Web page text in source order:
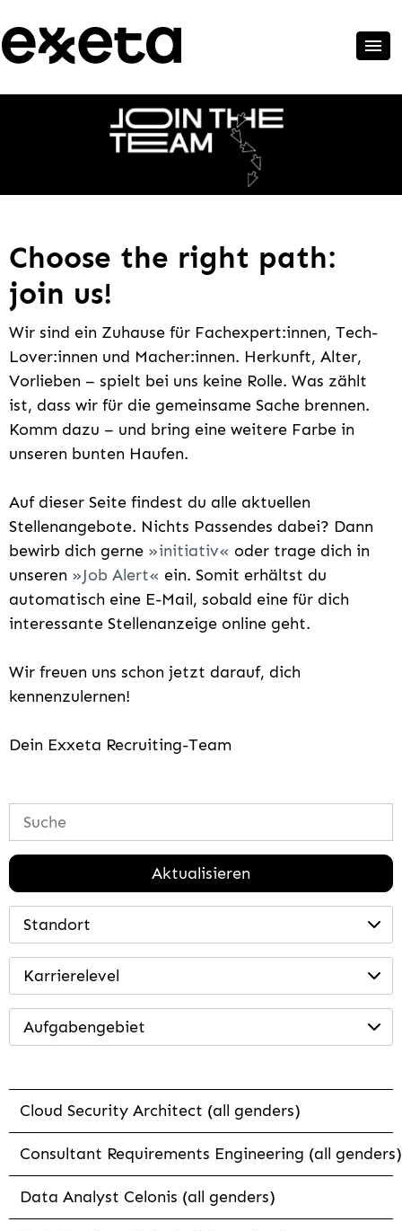
Choose the right path:
join us!
Wir sind ein Zuhause für Fachexpert:innen, Tech-
Lover:innen und Macher:innen. Herkunft, Alter,
Vorlieben – spielt bei uns keine Rolle. Was zählt
ist, dass wir für die gemeinsame Sache brennen.
Komm dazu – und bring eine weitere Farbe in
unseren bunten Haufen.
Auf dieser Seite findest du alle aktuellen
Stellenangebote. Nichts Passendes dabei? Dann
bewirb dich gerne
initiativ
oder trage dich in
unseren
Job Alert
ein. Somit erhältst du
automatisch eine E-Mail, sobald eine für dich
interessante Stellenanzeige online geht.
Wir freuen uns schon jetzt darauf, dich
kennenzulernen!
Dein Exxeta Recruiting-Team
Aktualisieren
Standort
Karrierelevel
Aufgabengebiet
Cloud Security Architect (all genders)
Consultant Requirements Engineering (all genders)
Data Analyst Celonis (all genders)